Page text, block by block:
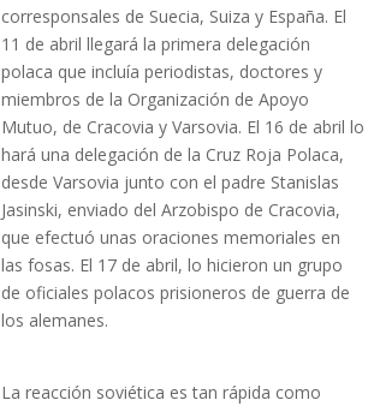
corresponsales de Suecia, Suiza y España. El
11 de abril llegará la primera delegación
polaca que incluía periodistas, doctores y
miembros de la Organización de Apoyo
Mutuo, de Cracovia y Varsovia. El 16 de abril lo
hará una delegación de la Cruz Roja Polaca,
desde Varsovia junto con el padre Stanislas
Jasinski, enviado del Arzobispo de Cracovia,
que efectuó unas oraciones memoriales en
las fosas. El 17 de abril, lo hicieron un grupo
de oficiales polacos prisioneros de guerra de
los alemanes.
La reacción soviética es tan rápida como